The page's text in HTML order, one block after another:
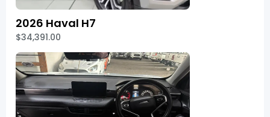
2026 Haval H7
$34,391.00